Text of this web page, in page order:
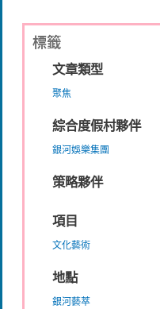
標籤
文章類型
聚焦
綜合度假村夥伴
銀河娛樂集團
策略夥伴
項目
文化藝術
地點
銀河藝萃